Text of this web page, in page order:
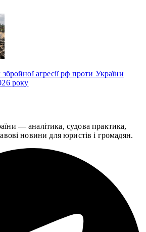
агресії рф проти України
року
— аналітика, судова практика,
новини для юристів і громадян.